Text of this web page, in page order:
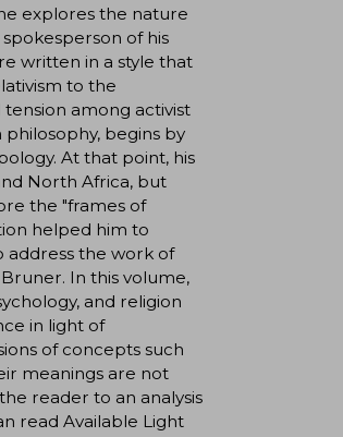
explores the nature
of his
written in a style that
to the
among activist
begins by
At that point, his
North Africa, but
the "frames of
helped him to
address the work of
In this volume,
and religion
in light of
of concepts such
meanings are not
reader to an analysis
read Available Light